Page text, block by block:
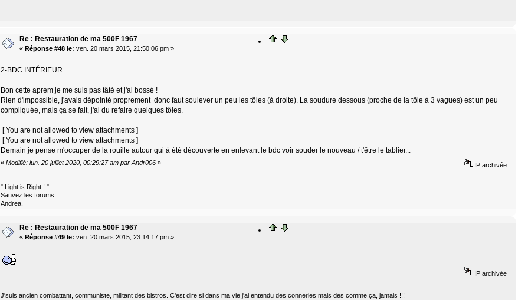
Re : Restauration de ma 500F 1967
« Réponse #48 le: ven. 20 mars 2015, 21:50:06 pm »
2-BDC INTÉRIEUR
Bon cette aprem je me suis pas tâté et j'ai bossé !
Rien d'impossible, j'avais dépointé proprement donc faut soulever un peu les tôles (à droite). La soudure dessous (proche de la tôle à 3 vagues) est un peu
compliquée, mais ça se fait, j'ai du refaire quelques tôles.
[ You are not allowed to view attachments ]
[ You are not allowed to view attachments ]
Demain je pense m'occuper de la rouille autour qui à été découverte en enlevant le bdc voir souder le nouveau / t'être le tablier...
« Modifié: lun. 20 juillet 2020, 00:29:27 am par Andr006» IP archivée
" Light is Right ! "
Sauvez les forums
Andrea.
Re : Restauration de ma 500F 1967
« Réponse #49 le: ven. 20 mars 2015, 23:14:17 pm »
IP archivée
J'suis ancien combattant, communiste, militant des bistros. C'est dire si dans ma vie j'ai entendu des conneries mais des comme ça, jamais !!!